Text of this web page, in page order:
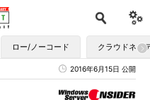
ロー/ノーコード クラウドネイ
2016年6月15日 公開